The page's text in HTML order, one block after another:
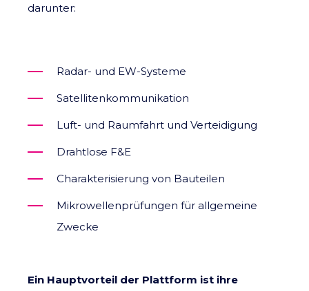
darunter:
Radar- und EW-Systeme
Satellitenkommunikation
Luft- und Raumfahrt und Verteidigung
Drahtlose F&E
Charakterisierung von Bauteilen
Mikrowellenprüfungen für allgemeine
Zwecke
Ein Hauptvorteil der Plattform ist ihre